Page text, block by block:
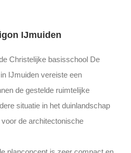
IJmuiden
Christelijke basisschool De
IJmuiden vereiste een
de gestelde ruimtelijke
situatie in het duinlandschap
de architectonische